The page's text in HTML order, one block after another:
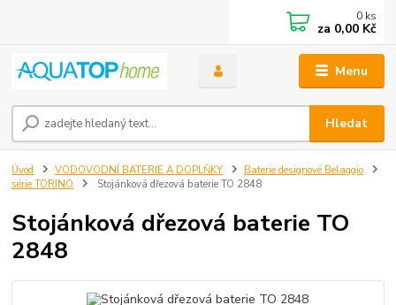
Menu
Hledat
0 ks
za 0,00 Kč
Úvod VODOVODNÍ BATERIE A DOPLŇKY
Baterie designové Belaggio
série TORINO
Stojánková dřezová baterie TO 2848
Stojánková dřezová baterie TO
2848